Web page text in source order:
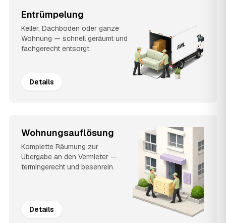
Entrümpelung
Keller, Dachboden oder ganze
Wohnung — schnell geräumt und
fachgerecht entsorgt.
Details
Wohnungsauflösung
Komplette Räumung zur
Übergabe an den Vermieter —
termingerecht und besenrein.
Details